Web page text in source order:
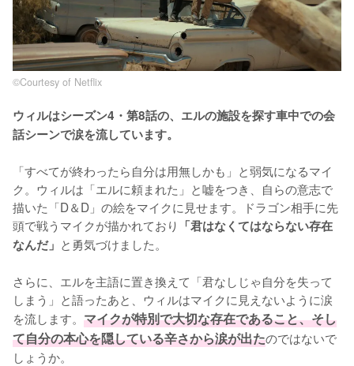
©Courtesy of Netflix
ウィルはシーズン4・第8話の、エルの施設を探す車中での会
話シーンで涙を流しています。
「すべてが終わったら自分は用無しかも」と弱気になるマイ
ク。ウィルは「エルに頼まれた」と嘘をつき、自らの意志で
描いた「D＆D」の絵をマイクに見せます。ドラゴン相手に先
頭で戦うマイクが描かれており 「君はなくてはならない存在
なんだ」 と勇気づけました。
さらに、エルを主語に置き換えて「君なしじゃ自分を失って
しまう」と語ったあと、ウィルはマイクに見えないように涙
を流します。 マイクが特別で大切な存在であること、そし
て自分の本心を隠している辛さから涙が出たのではないで
しょうか。